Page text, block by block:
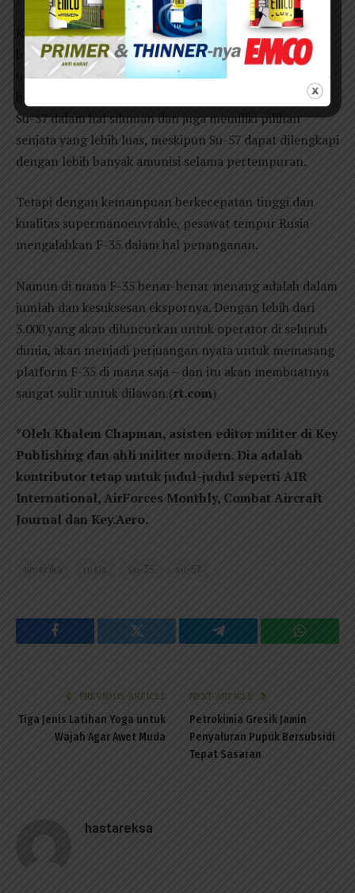
Kedua platform memiliki pro dan kontra, dan unggul di
berbagai bidang. Su-57 tetap diarahkan untuk perang
udara-ke-udara, sementara F-35 dikembangkan untuk
beberapa peran. Ia memiliki keunggulan dibandingkan
Su-57 dalam hal siluman dan juga memiliki pilihan
senjata yang lebih luas, meskipun Su-57 dapat dilengkapi
dengan lebih banyak amunisi selama pertempuran.
Tetapi dengan kemampuan berkecepatan tinggi dan
kualitas supermanoeuvrable, pesawat tempur Rusia
mengalahkan F-35 dalam hal penanganan.
Namun di mana F-35 benar-benar menang adalah dalam
jumlah dan kesuksesan ekspornya. Dengan lebih dari
3.000 yang akan diluncurkan untuk operator di seluruh
dunia, akan menjadi perjuangan nyata untuk memasang
platform F-35 di mana saja – dan itu akan membuatnya
sangat sulit untuk dilawan.(rt.com)
*Oleh Khalem Chapman, asisten editor militer di Key
Publishing dan ahli militer modern. Dia adalah
kontributor tetap untuk judul-judul seperti AIR
International, AirForces Monthly, Combat Aircraft
Journal dan Key.Aero.
amerika rusia su-35 su-57
Facebook Twitter Telegram
PREVIOUS ARTICLE
Tiga Jenis Latihan Yoga untuk
Wajah Agar Awet Muda
NEXT ARTICLE
Petrokimia Gresik Jamin
Penyaluran Pupuk Bersubsidi
Tepat Sasaran
hastareksa